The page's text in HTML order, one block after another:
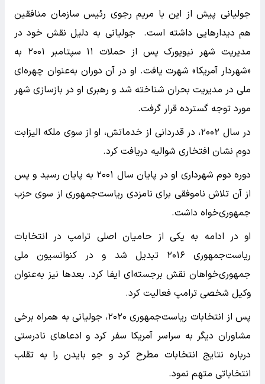
جولیانی پیش از این با مریم رجوی رئیس سازمان منافقین
هم دیدارهایی داشته است. جولیانی به دلیل نقش خود در
مدیریت شهر نیویورک پس از حملات ۱۱ سپتامبر ۲۰۰۱ به
«شهردار آمریکا» شهرت یافت. او در آن دوران به‌عنوان چهره‌ای
ملی در مدیریت بحران شناخته شد و رهبری او در بازسازی شهر
مورد توجه گسترده قرار گرفت.
در سال ۲۰۰۲، در قدردانی از خدماتش، او از سوی ملکه الیزابت
دوم نشان افتخاری شوالیه دریافت کرد.
دوره دوم شهرداری او در پایان سال ۲۰۰۱ به پایان رسید و پس
از آن تلاش ناموفقی برای نامزدی ریاست‌جمهوری از سوی حزب
جمهوری‌خواه داشت.
او در ادامه به یکی از حامیان اصلی ترامپ در انتخابات
ریاست‌جمهوری ۲۰۱۶ تبدیل شد و در کنوانسیون ملی
جمهوری‌خواهان نقش برجسته‌ای ایفا کرد. بعدها نیز به‌عنوان
وکیل شخصی ترامپ فعالیت کرد.
پس از انتخابات ریاست‌جمهوری ۲۰۲۰، جولیانی به همراه برخی
مشاوران دیگر به سراسر آمریکا سفر کرد و ادعاهای نادرستی
درباره نتایج انتخابات مطرح کرد و جو بایدن را به تقلب
انتخاباتی متهم نمود.